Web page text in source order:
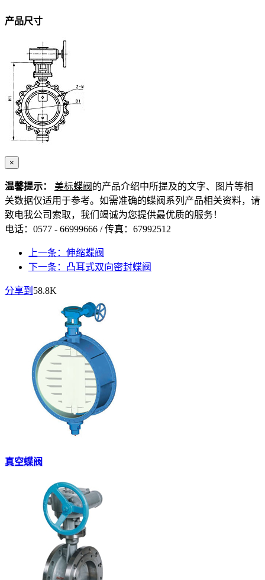
产品尺寸
×
温馨提示： 美标蝶阀 的产品介绍中所提及的文字、图片等相
关数据仅适用于参考。如需准确的蝶阀系列产品相关资料，请
致电我公司索取，我们竭诚为您提供最优质的服务！
电话：0577 - 66999666 / 传真：67992512
上一条：伸缩蝶阀
下一条：凸耳式双向密封蝶阀
分享到 58.8K
真空蝶阀